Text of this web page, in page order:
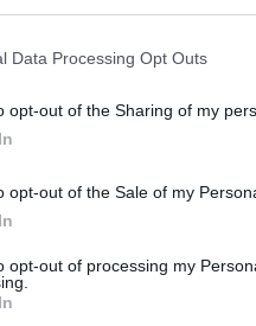
Data Processing Opt Outs
opt-out of the Sharing of my
opt-out of the Sale of my
opt-out of processing my
elettive per la
una solida